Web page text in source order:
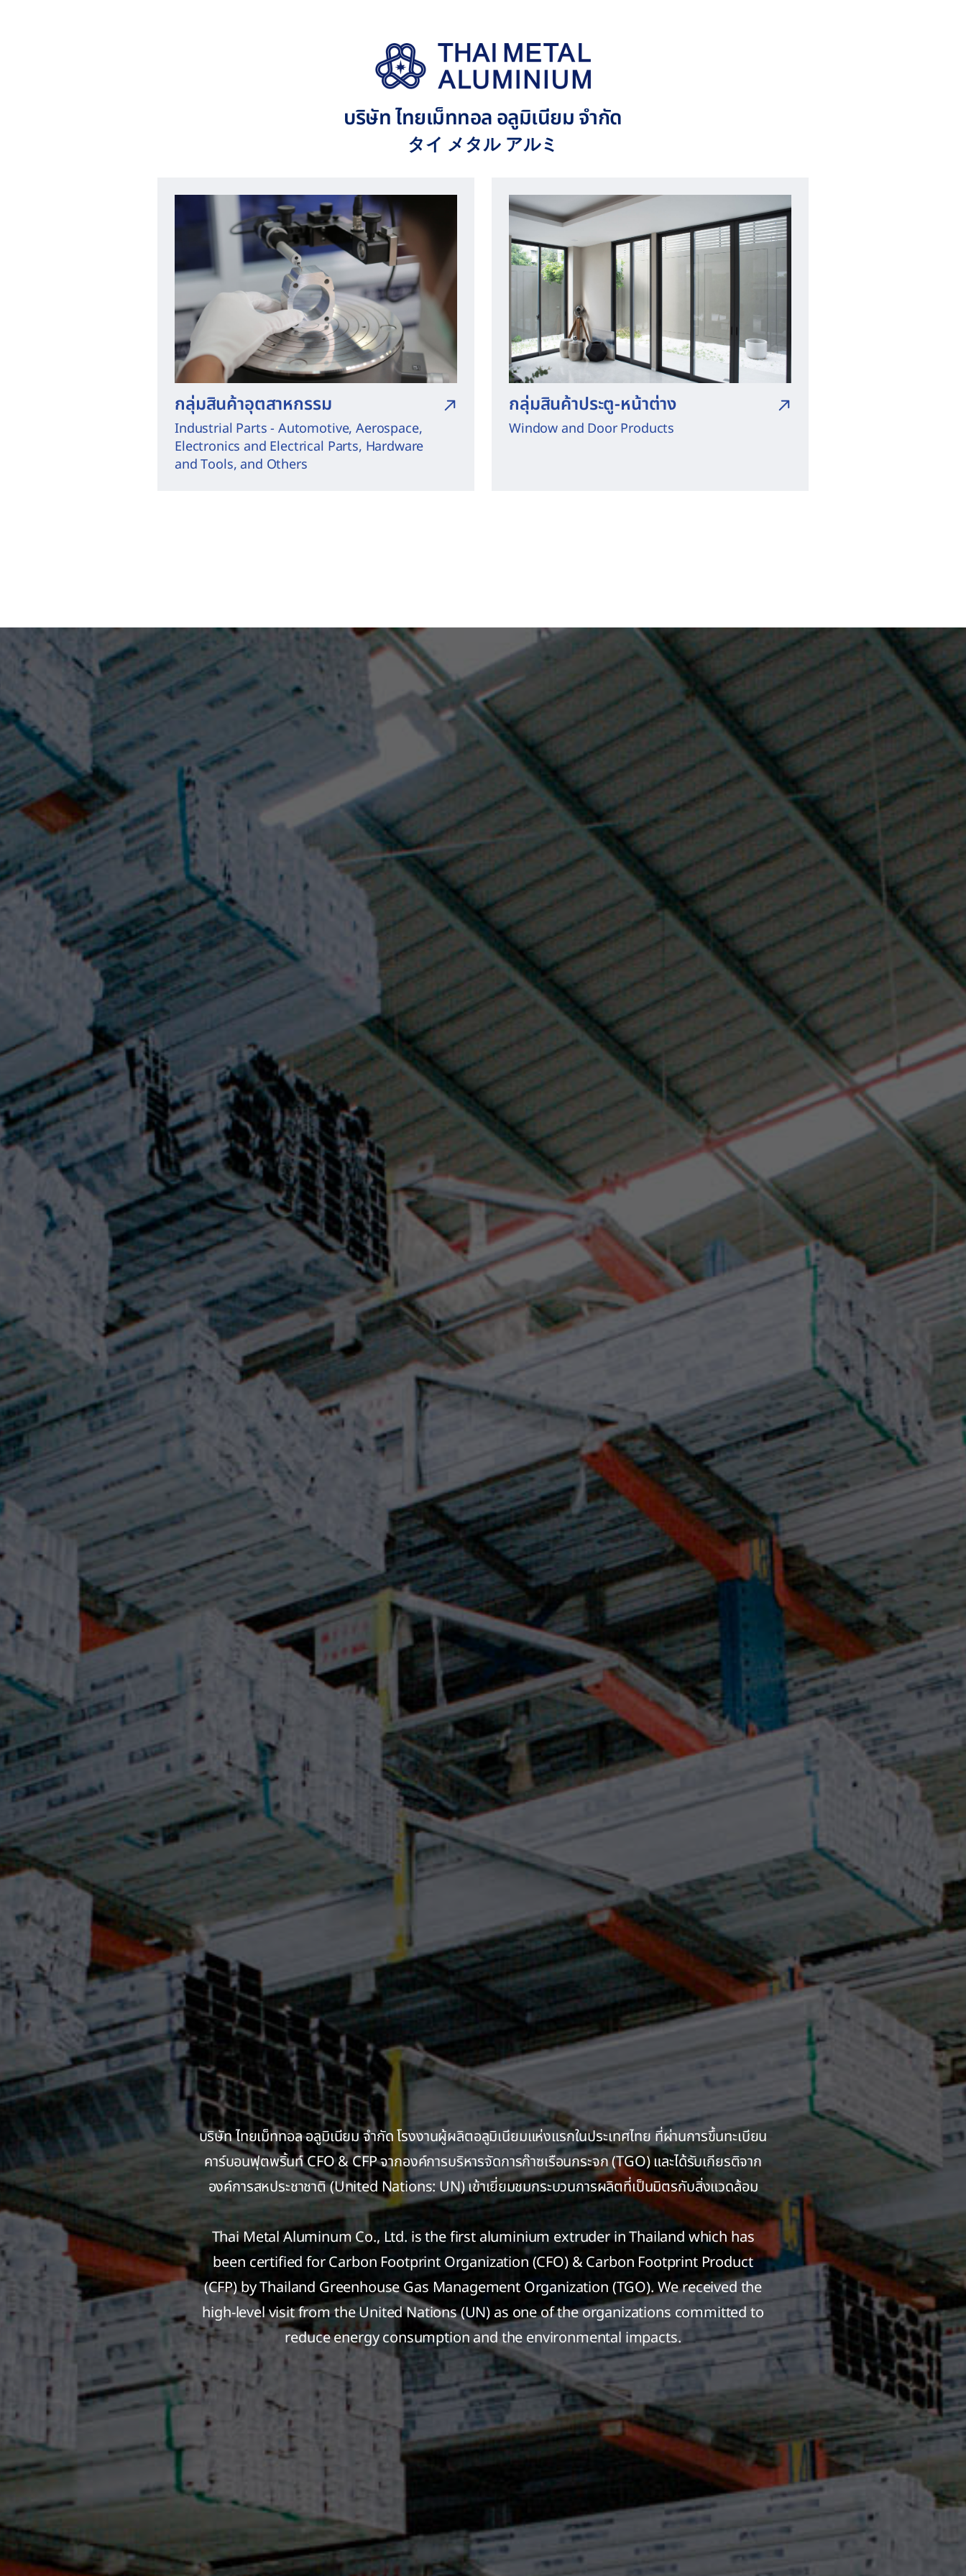
บริษัท ไทยเม็ททอล อลูมิเนียม จำกัด
タイ メタル アルミ
กลุ่มสินค้าอุตสาหกรรม
Industrial Parts - Automotive, Aerospace,
Electronics and Electrical Parts, Hardware
and Tools, and Others
กลุ่มสินค้าประตู-หน้าต่าง
Window and Door Products
บริษัท ไทยเม็ททอล อลูมิเนียม จำกัด โรงงานผู้ผลิตอลูมิเนียมแห่งแรกในประเทศไทย ที่ผ่านการขึ้นทะเบียน
คาร์บอนฟุตพริ้นท์ CFO & CFP จากองค์การบริหารจัดการก๊าซเรือนกระจก (TGO) และได้รับเกียรติจาก
องค์การสหประชาชาติ (United Nations: UN) เข้าเยี่ยมชมกระบวนการผลิตที่เป็นมิตรกับสิ่งแวดล้อม
Thai Metal Aluminum Co., Ltd. is the first aluminium extruder in Thailand which has
been certified for Carbon Footprint Organization (CFO) & Carbon Footprint Product
(CFP) by Thailand Greenhouse Gas Management Organization (TGO). We received the
high-level visit from the United Nations (UN) as one of the organizations committed to
reduce energy consumption and the environmental impacts.